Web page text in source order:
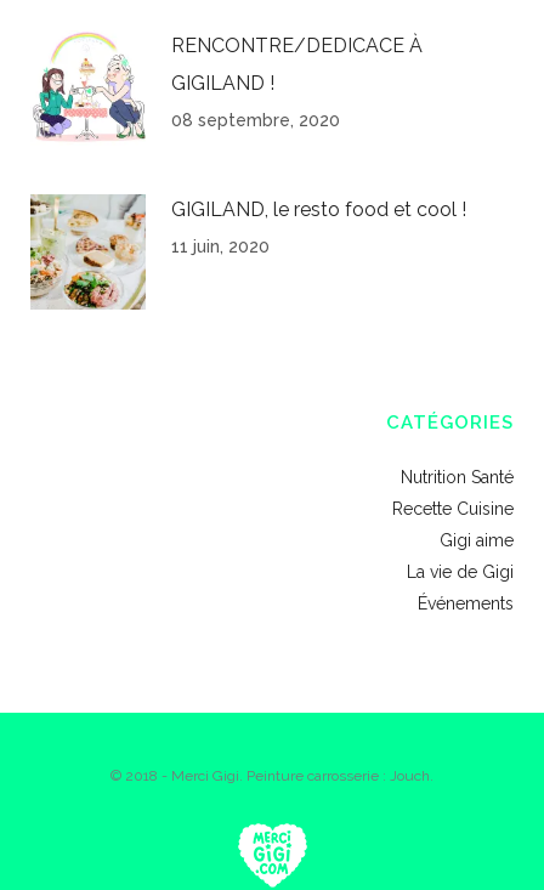
RENCONTRE/DEDICACE À
GIGILAND !
08 septembre, 2020
GIGILAND, le resto food et cool !
11 juin, 2020
CATÉGORIES
Nutrition Santé
Recette Cuisine
Gigi aime
La vie de Gigi
Événements
© 2018 - Merci Gigi. Peinture carrosserie : Jouch.